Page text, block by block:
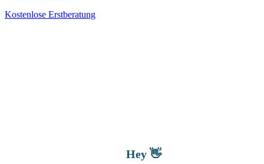
Kostenlose Erstberatung
Hey 👋